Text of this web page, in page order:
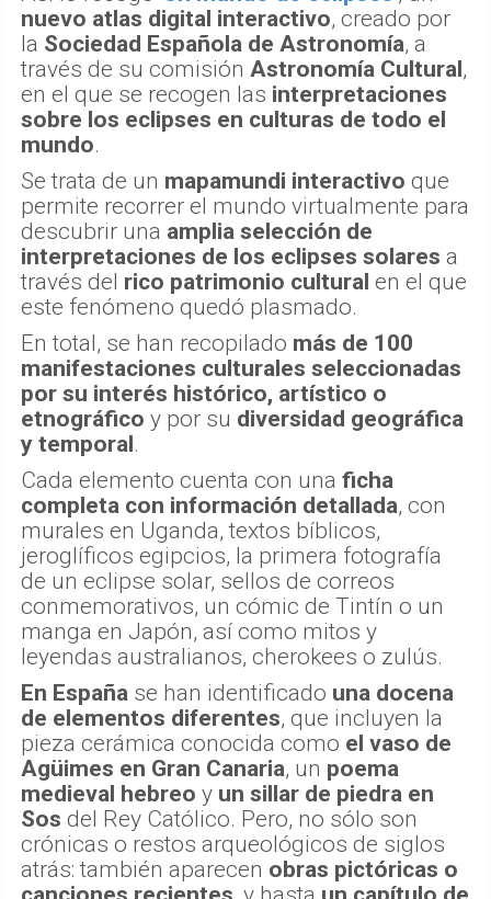
nuevo atlas digital interactivo, creado por
la Sociedad Española de Astronomía, a
través de su comisión Astronomía Cultural,
en el que se recogen las interpretaciones
sobre los eclipses en culturas de todo el
mundo.
Se trata de un mapamundi interactivo que
permite recorrer el mundo virtualmente para
descubrir una amplia selección de
interpretaciones de los eclipses solares a
través del rico patrimonio cultural en el que
este fenómeno quedó plasmado.
En total, se han recopilado más de 100
manifestaciones culturales seleccionadas
por su interés histórico, artístico o
etnográfico y por su diversidad geográfica
y temporal.
Cada elemento cuenta con una ficha
completa con información detallada, con
murales en Uganda, textos bíblicos,
jeroglíficos egipcios, la primera fotografía
de un eclipse solar, sellos de correos
conmemorativos, un cómic de Tintín o un
manga en Japón, así como mitos y
leyendas australianos, cherokees o zulús.
En España se han identificado una docena
de elementos diferentes, que incluyen la
pieza cerámica conocida como el vaso de
Agüimes en Gran Canaria, un poema
medieval hebreo y un sillar de piedra en
Sos del Rey Católico. Pero, no sólo son
crónicas o restos arqueológicos de siglos
atrás: también aparecen obras pictóricas o